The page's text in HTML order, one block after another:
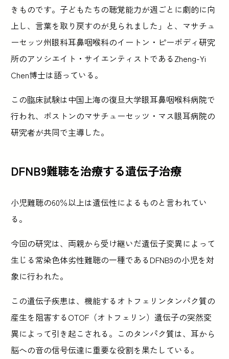
きものです。子どもたちの聴覚能力が週ごとに劇的に向
上し、言葉を取り戻すのが見られました」と、マサチュ
ーセッツ州眼科耳鼻咽喉科のイートン・ピーボディ研究
所のアソシエイト・サイエンティストであるZheng-Yi
Chen博士は語っている。
この臨床試験は中国上海の復旦大学眼耳鼻咽喉科病院で
行われ、ボストンのマサチューセッツ・マス眼耳病院の
研究者が共同で主導した。
DFNB9難聴を治療する遺伝子治療
小児難聴の60％以上は遺伝性によるものと言われてい
る。
今回の研究は、両親から受け継いだ遺伝子変異によって
生じる常染色体劣性難聴の一種であるDFNB9の小児を対
象に行われた。
この遺伝子疾患は、機能するオトフェリンタンパク質の
産生を阻害するOTOF（オトフェリン）遺伝子の突然変
異によって引き起こされる。このタンパク質は、耳から
脳への音の信号伝達に重要な役割を果たしている。